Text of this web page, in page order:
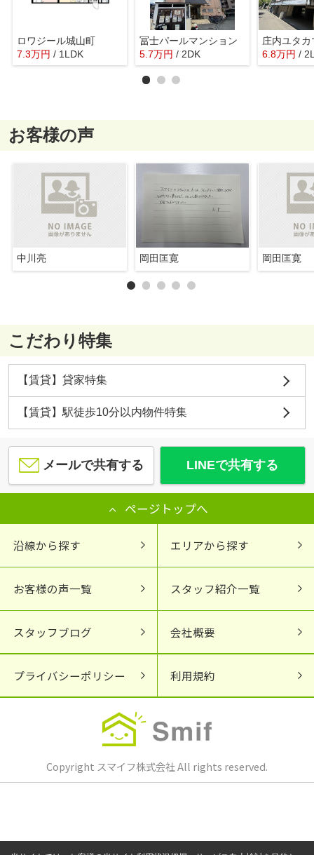
ロワジール城山町
7.3万円 / 1LDK
冨士パールマンション
5.7万円 / 2DK
庄内ユタ
6.8万円 /
お客様の声
中川亮 岡田匡寛 岡田匡寛
こだわり特集
【賃貸】貸家特集
【賃貸】駅徒歩10分以内物件特集
メールで共有する LINEで共有する
ページトップへ
沿線から探す エリアから探す
お客様の声一覧 スタッフ紹介一覧
スタッフブログ 会社概要
プライバシーポリシー 利用規約
Copyright スマイフ株式会社 All rights reserved.